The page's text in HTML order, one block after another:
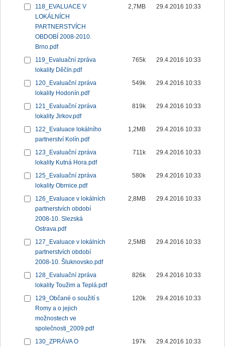
118_EVALUACE V
LOKÁLNÍCH
PARTNERSTVÍCH
OBDOBÍ 2008-2010.
Brno.pdf
2,7MB 29.4.2016 10:33
119_Evaluační zpráva
lokality Děčín.pdf
765k 29.4.2016 10:33
120_Evaluační zpráva
lokality Hodonín.pdf
549k 29.4.2016 10:33
121_Evaluační zpráva
lokality Jirkov.pdf
819k 29.4.2016 10:33
122_Evaluace lokálního
partnerství Kolín.pdf
1,2MB 29.4.2016 10:33
123_Evaluační zpráva
lokality Kutná Hora.pdf
711k 29.4.2016 10:33
125_Evaluační zpráva
lokality Obrnice.pdf
580k 29.4.2016 10:33
126_Evaluace v lokálních
partnerstvích období
2008-10. Slezská
Ostrava.pdf
2,8MB 29.4.2016 10:33
127_Evaluace v lokálních
partnerstvích období
2008-10. Šluknovsko.pdf
2,5MB 29.4.2016 10:33
128_Evaluační zpráva
lokality Toužim a Teplá.pdf
826k 29.4.2016 10:33
129_Občané o soužití s
Romy a o jejich
možnostech ve
společnosti_2009.pdf
120k 29.4.2016 10:33
130_ZPRÁVA O
197k 29.4.2016 10:33